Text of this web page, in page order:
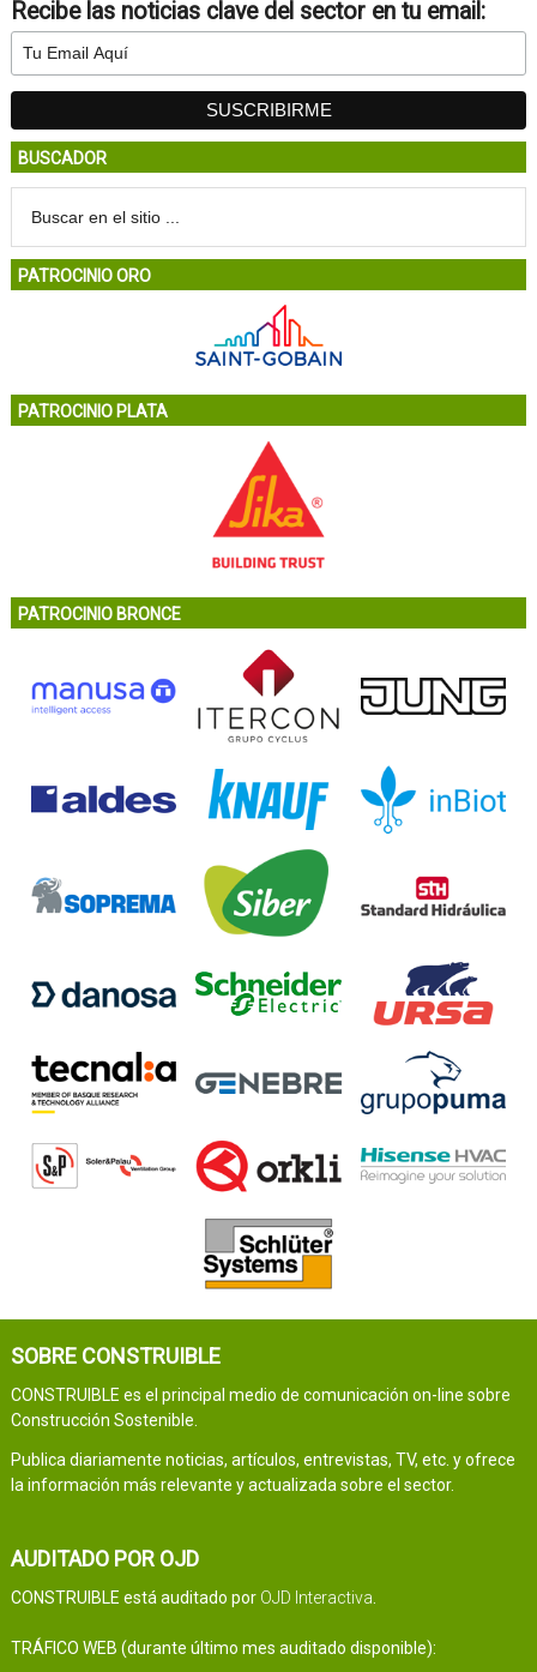
Recibe las noticias clave del sector en tu email:
BUSCADOR
PATROCINIO ORO
PATROCINIO PLATA
PATROCINIO BRONCE
SOBRE CONSTRUIBLE
CONSTRUIBLE es el principal medio de comunicación on-line sobre
Construcción Sostenible.
Publica diariamente noticias, artículos, entrevistas, TV, etc. y ofrece
la información más relevante y actualizada sobre el sector.
AUDITADO POR OJD
CONSTRUIBLE está auditado por OJD Interactiva
TRÁFICO WEB (durante último mes auditado disponible):